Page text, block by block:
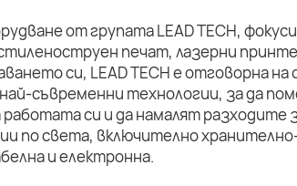
от групата LEAD TECH,
печат, лазерни
си, LEAD TECH е отговорна
съвременни технологии, за да
си и да намалят разходите
по света, включително
и електронна.